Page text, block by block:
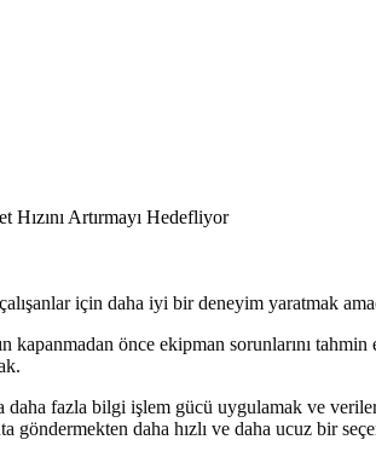
için daha iyi bir deneyim yaratmak
önce ekipman sorunlarını
fazla bilgi işlem gücü uygulamak ve
göndermekten daha hızlı ve daha ucuz bir